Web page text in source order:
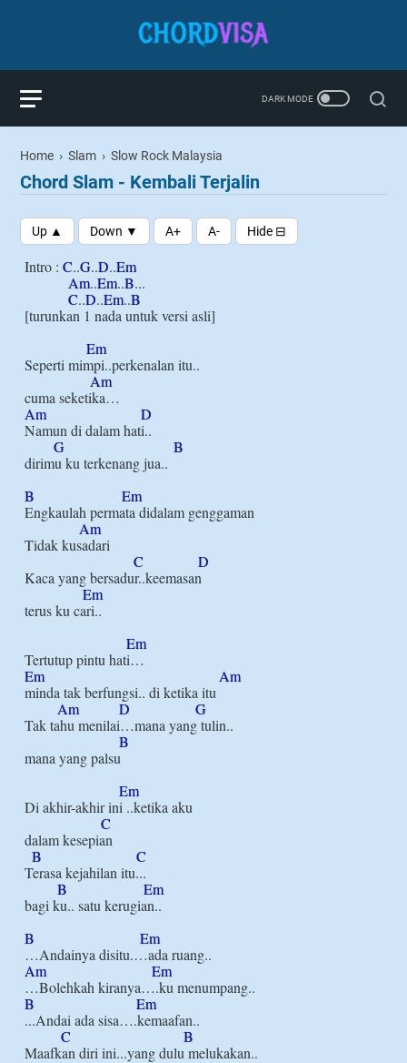
Home › Slam › Slow Rock Malaysia
Chord Slam - Kembali Terjalin
Intro : C..G..D..Em
Am..Em..B...
C..D..Em..B
[turunkan 1 nada untuk versi asli]
Em
Seperti mimpi..perkenalan itu..
Am
Am
D
Namun di dalam hati..
G
B
dirimu ku terkenang jua..
B
Em
Engkaulah permata didalam genggaman
Am
Tidak kusadari
C
D
Kaca yang bersadur..keemasan
Em
terus ku cari..
Em
Em
Am
minda tak berfungsi.. di ketika itu
Am
D
G
Tak tahu menilai…mana yang tulin..
B
mana yang palsu
Em
Di akhir-akhir ini ..ketika aku
C
dalam kesepian
B
C
Terasa kejahilan itu...
B
Em
bagi ku.. satu kerugian..
B
Em
Am
Em
B
Em
...Andai ada sisa….kemaafan..
C
B
Maafkan diri ini...yang dulu melukakan..